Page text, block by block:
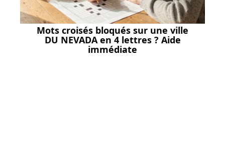
Mots croisés bloqués sur une ville
DU NEVADA en 4 lettres ? Aide
immédiate